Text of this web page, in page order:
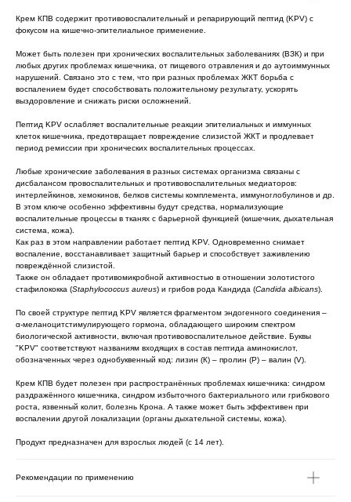
Крем КПВ содержит противовоспалительный и репарирующий пептид (KPV) с
фокусом на кишечно-эпителиальное применение.
Может быть полезен при хронических воспалительных заболеваниях (ВЗК) и при
любых других проблемах кишечника, от пищевого отравления и до аутоиммунных
нарушений. Связано это с тем, что при разных проблемах ЖКТ борьба с
воспалением будет способствовать положительному результату, ускорять
выздоровление и снижать риски осложнений.
Пептид KPV ослабляет воспалительные реакции эпителиальных и иммунных
клеток кишечника, предотвращает повреждение слизистой ЖКТ и продлевает
период ремиссии при хронических воспалительных процессах.
Любые хронические заболевания в разных системах организма связаны с
дисбалансом провоспалительных и противовоспалительных медиаторов:
интерлейкинов, хемокинов, белков системы комплемента, иммуноглобулинов и др.
В этом ключе особенно эффективны будут средства, нормализующие
воспалительные процессы в тканях с барьерной функцией (кишечник, дыхательная
система, кожа).
Как раз в этом направлении работает пептид KPV. Одновременно снимает
воспаление, восстанавливает защитный барьер и способствует заживлению
повреждённой слизистой.
Также он обладает противомикробной активностью в отношении золотистого
стафилококка (Staphylococcus aureus) и грибов рода Кандида (Candida albicans).
По своей структуре пептид KPV является фрагментом эндогенного соединения –
α-меланоцитстимулирующего гормона, обладающего широким спектром
биологической активности, включая противовоспалительное действие. Буквы
"KPV" соответствуют названиям входящих в состав пептида аминокислот,
обозначенных через однобуквенный код: лизин (К) – пролин (P) – валин (V).
Крем КПВ будет полезен при распространённых проблемах кишечника: синдром
раздражённого кишечника, синдром избыточного бактериального или грибкового
роста, язвенный колит, болезнь Крона. А также может быть эффективен при
воспалении другой локализации (органы дыхательной системы, кожа).
Продукт предназначен для взрослых людей (с 14 лет).
Рекомендации по применению